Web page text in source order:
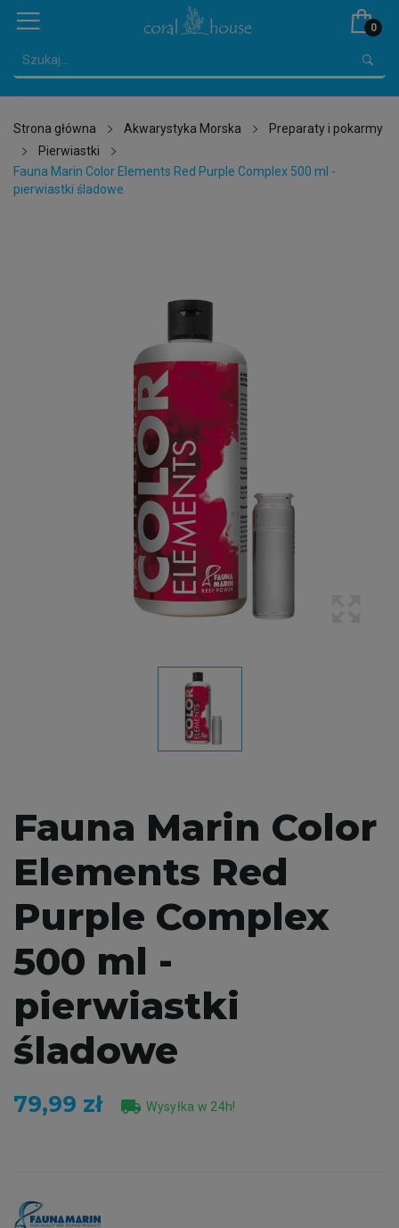
0
Strona główna Akwarystyka Morska
Preparaty i pokarmy
Pierwiastki
Fauna Marin Color Elements Red Purple Complex 500 ml -
pierwiastki śladowe
Fauna Marin Color
Elements Red
Purple Complex
500 ml -
pierwiastki
śladowe
79,99 zł local_shipping Wysyłka w 24h!